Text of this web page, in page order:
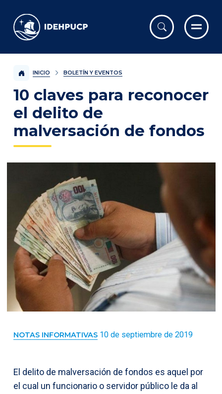
IDEHPUCP
INICIO BOLETÍN Y EVENTOS
10 claves para reconocer
el delito de
malversación de fondos
NOTAS INFORMATIVAS 10 de septiembre de 2019
El delito de malversación de fondos es aquel por
el cual un funcionario o servidor público le da al